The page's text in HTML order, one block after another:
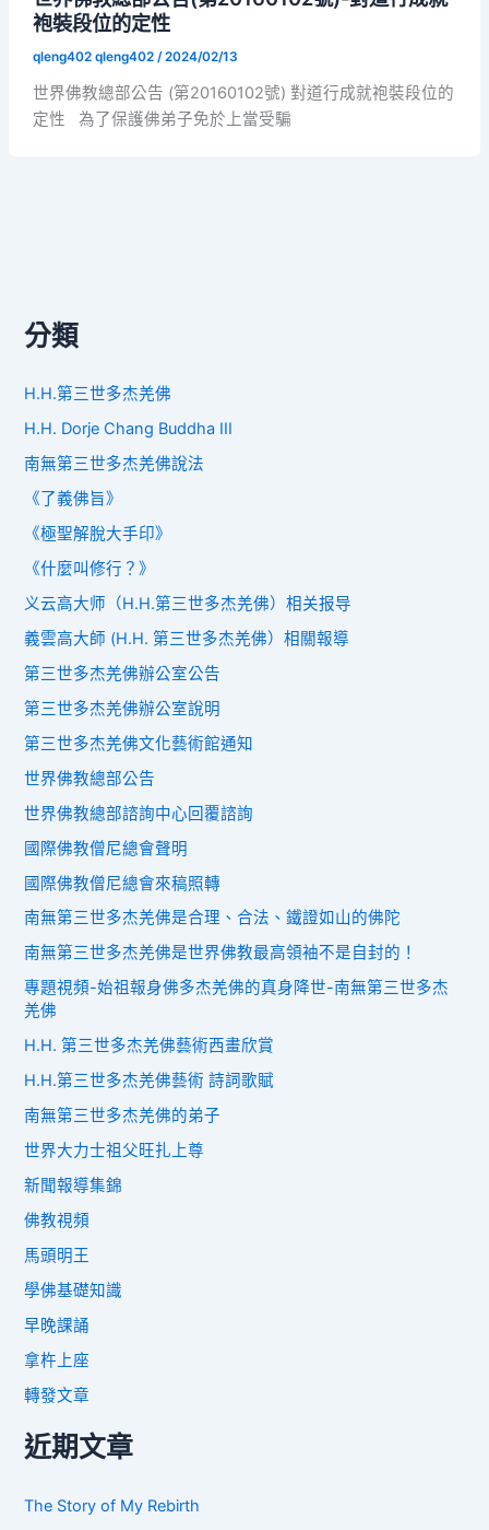
袍裝段位的定性
qleng402 qleng402 /2024/02/13
世界佛教總部公告 (第20160102號) 對道行成就袍裝段位的
定性 為了保護佛弟子免於上當受騙
分類
H.H.第三世多杰羌佛
H.H. Dorje Chang Buddha III
南無第三世多杰羌佛說法
《了義佛旨》
《極聖解脫大手印》
《什麼叫修行？》
义云高大师（H.H.第三世多杰羌佛）相关报导
義雲高大師 (H.H. 第三世多杰羌佛）相關報導
第三世多杰羌佛辦公室公告
第三世多杰羌佛辦公室說明
第三世多杰羌佛文化藝術館通知
世界佛教總部公告
世界佛教總部諮詢中心回覆諮詢
國際佛教僧尼總會聲明
國際佛教僧尼總會來稿照轉
南無第三世多杰羌佛是合理、合法、鐵證如山的佛陀
南無第三世多杰羌佛是世界佛教最高領袖不是自封的！
專題視頻-始祖報身佛多杰羌佛的真身降世-南無第三世多杰
羌佛
H.H. 第三世多杰羌佛藝術西畫欣賞
H.H.第三世多杰羌佛藝術 詩詞歌賦
南無第三世多杰羌佛的弟子
世界大力士祖父旺扎上尊
新聞報導集錦
佛教視頻
馬頭明王
學佛基礎知識
早晚課誦
拿杵上座
轉發文章
近期文章
The Story of My Rebirth